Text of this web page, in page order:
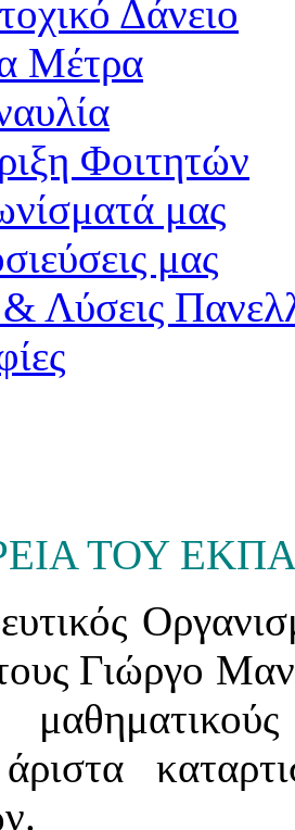
Δάνειο
Μέτρα
Φοιτητών
μας
μας
Λύσεις
ΤΟΥ
Γιώργο
άριστα